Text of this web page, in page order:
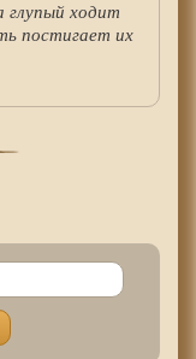
глупый ходит
постигает их